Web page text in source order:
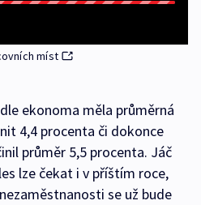
míst
ekonoma měla průměrná
4,4 procenta či dokonce
průměr 5,5 procenta. Jáč
lze čekat i v příštím roce,
se už bude